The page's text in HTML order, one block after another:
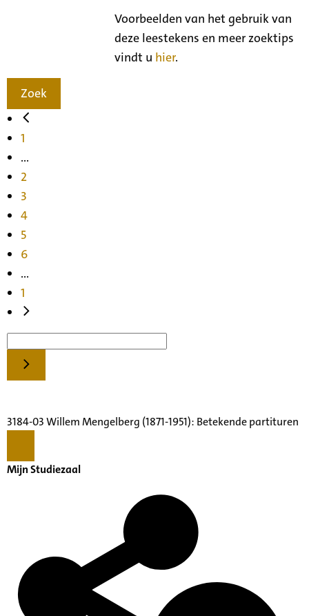
Voorbeelden van het gebruik van
deze leestekens en meer zoektips
vindt u hier.
Zoek
1
...
2
3
4
5
6
...
1
3184-03 Willem Mengelberg (1871-1951): Betekende partituren
Mijn Studiezaal